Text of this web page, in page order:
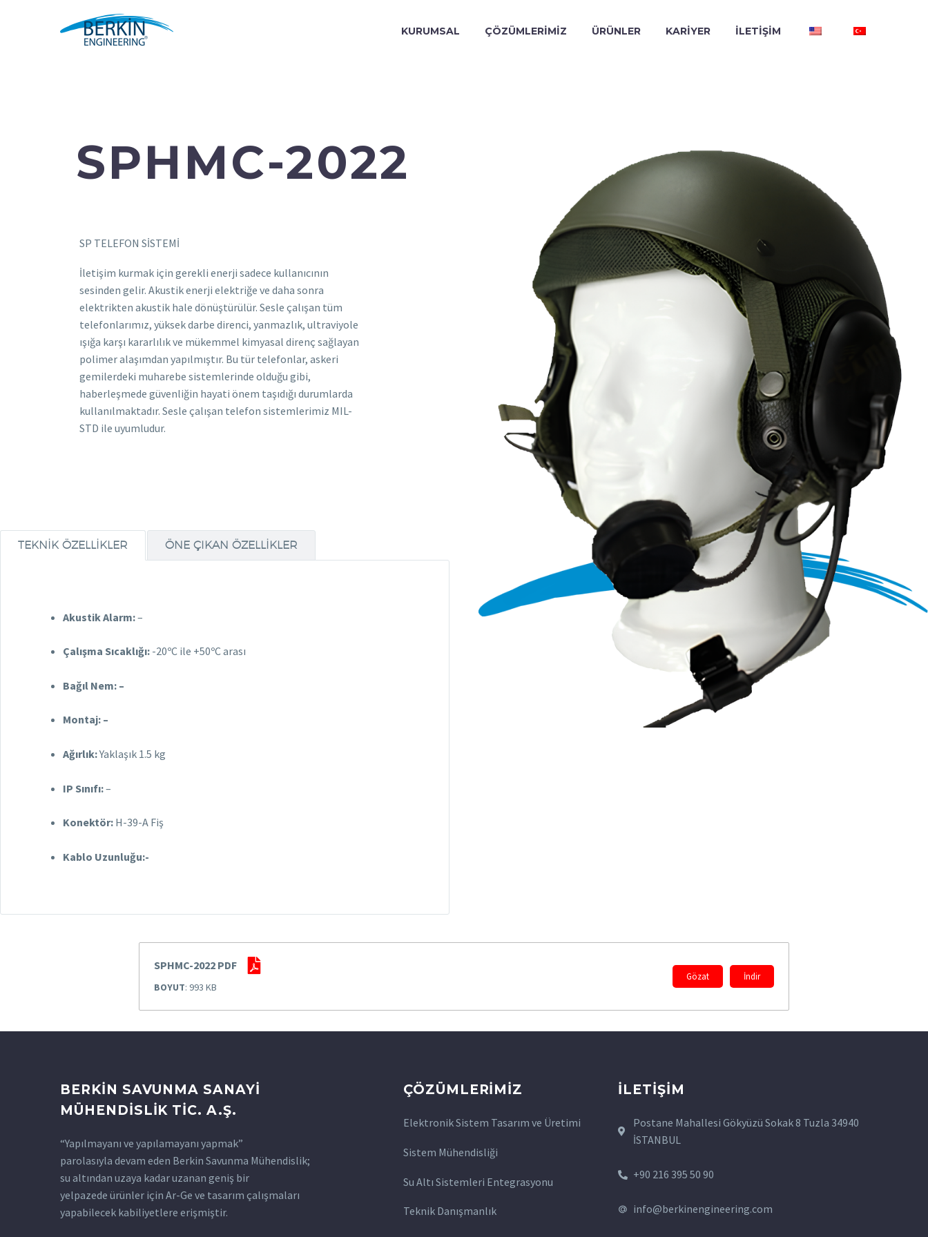
KURUMSAL ÇÖZÜMLERİMİZ ÜRÜNLER KARİYER İLETİŞİM
SPHMC-2022
SP TELEFON SİSTEMİ
İletişim kurmak için gerekli enerji sadece kullanıcının
sesinden gelir. Akustik enerji elektriğe ve daha sonra
elektrikten akustik hale dönüştürülür. Sesle çalışan tüm
telefonlarımız, yüksek darbe direnci, yanmazlık, ultraviyole
ışığa karşı kararlılık ve mükemmel kimyasal direnç sağlayan
polimer alaşımdan yapılmıştır. Bu tür telefonlar, askeri
gemilerdeki muharebe sistemlerinde olduğu gibi,
haberleşmede güvenliğin hayati önem taşıdığı durumlarda
kullanılmaktadır. Sesle çalışan telefon sistemlerimiz MIL-
STD ile uyumludur.
Akustik Alarm:–
Çalışma Sıcaklığı: -20ºC ile +50ºC arası
Bağıl Nem: –
Montaj: –
Ağırlık:Yaklaşık 1.5 kg
IP Sınıfı:–
Konektör: H-39-A Fiş
Kablo Uzunluğu:-
TEKNIK ÖZELLIKLER ÖNE ÇIKAN ÖZELLIKLER
SPHMC-2022 PDF
BOYUT: 993 KB
Gözat İndir
BERKİN SAVUNMA SANAYİ
MÜHENDİSLİK TİC. A.Ş.
“Yapılmayanı ve yapılamayanı yapmak”
parolasıyla devam eden Berkin Savunma Mühendislik;
su altından uzaya kadar uzanan geniş bir
yelpazede ürünler için Ar-Ge ve tasarım çalışmaları
yapabilecek kabiliyetlere erişmiştir.
ÇÖZÜMLERIMIZ
Elektronik Sistem Tasarım ve Üretimi
Sistem Mühendisliği
Su Altı Sistemleri Entegrasyonu
Teknik Danışmanlık
İLETIŞIM
Postane Mahallesi Gökyüzü Sokak 8 Tuzla 34940
İSTANBUL
+90 216 395 50 90
info@berkinengineering.com